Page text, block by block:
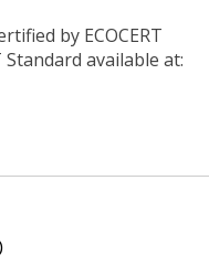
by ECOCERT
Standard available at: